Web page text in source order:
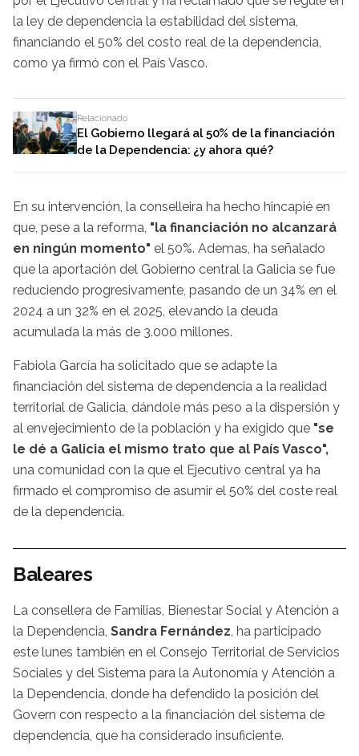
la ley de dependencia la estabilidad del sistema,
financiando el 50% del costo real de la dependencia,
como ya firmó con el País Vasco.
Relacionado
El Gobierno llegará al 50% de la financiación
de la Dependencia: ¿y ahora qué?
En su intervención, la conselleira ha hecho hincapié en
que, pese a la reforma, "la financiación no alcanzará
en ningún momento" el 50%. Ademas, ha señalado
que la aportación del Gobierno central la Galicia se fue
reduciendo progresivamente, pasando de un 34% en el
2024 a un 32% en el 2025, elevando la deuda
acumulada la más de 3.000 millones.
Fabiola García ha solicitado que se adapte la
financiación del sistema de dependencia a la realidad
territorial de Galicia, dándole más peso a la dispersión y
al envejecimiento de la población y ha exigido que "se
le dé a Galicia el mismo trato que al País Vasco",
una comunidad con la que el Ejecutivo central ya ha
firmado el compromiso de asumir el 50% del coste real
de la dependencia.
Baleares
La consellera de Familias, Bienestar Social y Atención a
la Dependencia, Sandra Fernández, ha participado
este lunes también en el Consejo Territorial de Servicios
Sociales y del Sistema para la Autonomía y Atención a
la Dependencia, donde ha defendido la posición del
Govern con respecto a la financiación del sistema de
dependencia, que ha considerado insuficiente.